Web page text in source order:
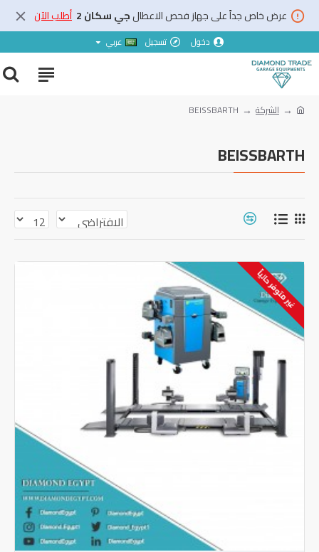
عرض خاص جداً على جهاز فحص الاعطالجي سكان 2 أطلب الآن
دخول تسجيل عربي
الشركة BEISSBARTH
BEISSBARTH
غير متوفر حالياً